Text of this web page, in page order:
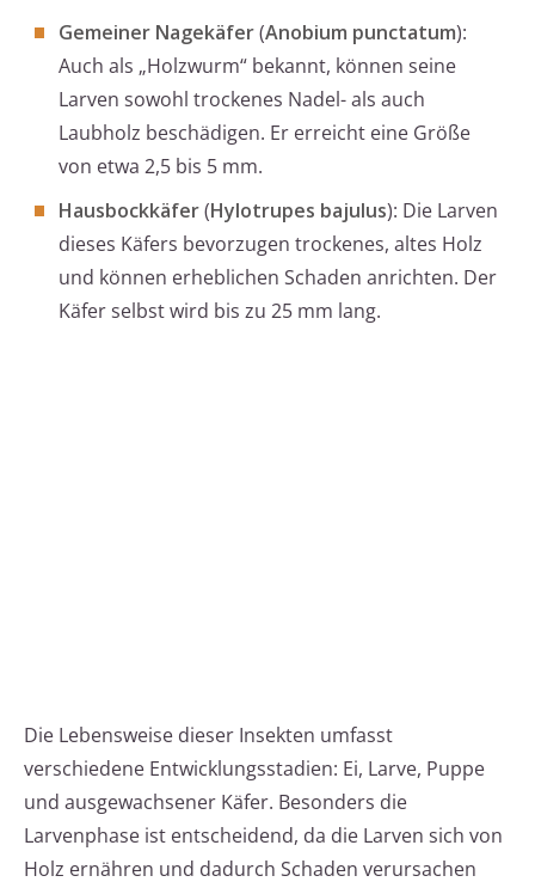
Gemeiner Nagekäfer(Anobium punctatum):
Auch als „Holzwurm“ bekannt, können seine
Larven sowohl trockenes Nadel- als auch
Laubholz beschädigen. Er erreicht eine Größe
von etwa 2,5 bis 5 mm.
Hausbockkäfer(Hylotrupes bajulus): Die Larven
dieses Käfers bevorzugen trockenes, altes Holz
und können erheblichen Schaden anrichten. Der
Käfer selbst wird bis zu 25 mm lang.
Die Lebensweise dieser Insekten umfasst
verschiedene Entwicklungsstadien: Ei, Larve, Puppe
und ausgewachsener Käfer. Besonders die
Larvenphase ist entscheidend, da die Larven sich von
Holz ernähren und dadurch Schaden verursachen